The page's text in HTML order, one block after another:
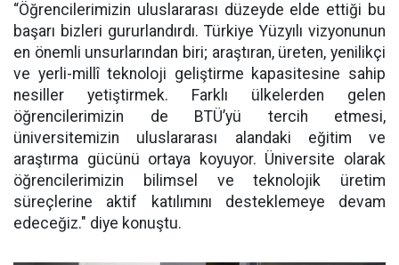
“Öğrencilerimizin uluslararası düzeyde elde ettiği bu
başarı bizleri gururlandırdı. Türkiye Yüzyılı vizyonunun
en önemli unsurlarından biri; araştıran, üreten, yenilikçi
ve yerli-millî teknoloji geliştirme kapasitesine sahip
nesiller yetiştirmek. Farklı ülkelerden gelen
öğrencilerimizin de BTÜ’yü tercih etmesi,
üniversitemizin uluslararası alandaki eğitim ve
araştırma gücünü ortaya koyuyor. Üniversite olarak
öğrencilerimizin bilimsel ve teknolojik üretim
süreçlerine aktif katılımını desteklemeye devam
edeceğiz." diye konuştu.